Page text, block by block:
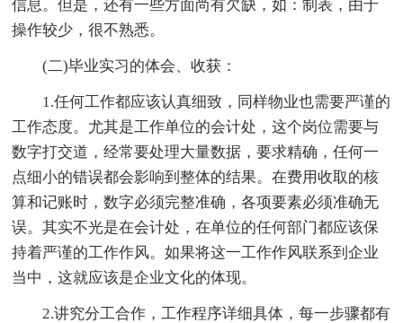
信息。但是，还有一些方面尚有欠缺，如：制表，由于
操作较少，很不熟悉。
(二)毕业实习的体会、收获：
1.任何工作都应该认真细致，同样物业也需要严谨的
工作态度。尤其是工作单位的会计处，这个岗位需要与
数字打交道，经常要处理大量数据，要求精确，任何一
点细小的错误都会影响到整体的结果。在费用收取的核
算和记账时，数字必须完整准确，各项要素必须准确无
误。其实不光是在会计处，在单位的任何部门都应该保
持着严谨的工作作风。如果将这一工作作风联系到企业
当中，这就应该是企业文化的体现。
2.讲究分工合作，工作程序详细具体，每一步骤都有